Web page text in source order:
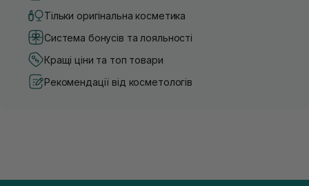
Тільки оригінальна косметика
Система бонусів та лояльності
Кращі ціни та топ товари
Рекомендації від косметологів